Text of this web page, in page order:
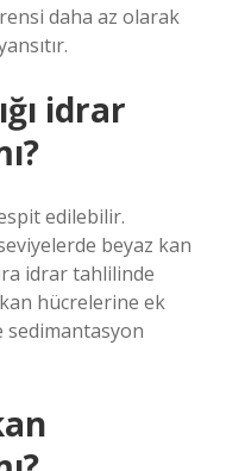
daha az olarak
idrar
edilebilir.
beyaz kan
idrar tahlilinde
hücrelerine ek
sedimantasyon